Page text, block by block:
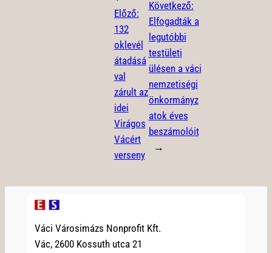
Előző:
132
oklevél
átadásá
val
zárult az
idei
Virágos
Vácért
verseny
Következő:
Elfogadták a
legutóbbi
testületi
ülésen a váci
nemzetiségi
önkormányz
atok éves
beszámolóit
→
Váci Városimázs Nonprofit Kft.
Vác, 2600 Kossuth utca 21